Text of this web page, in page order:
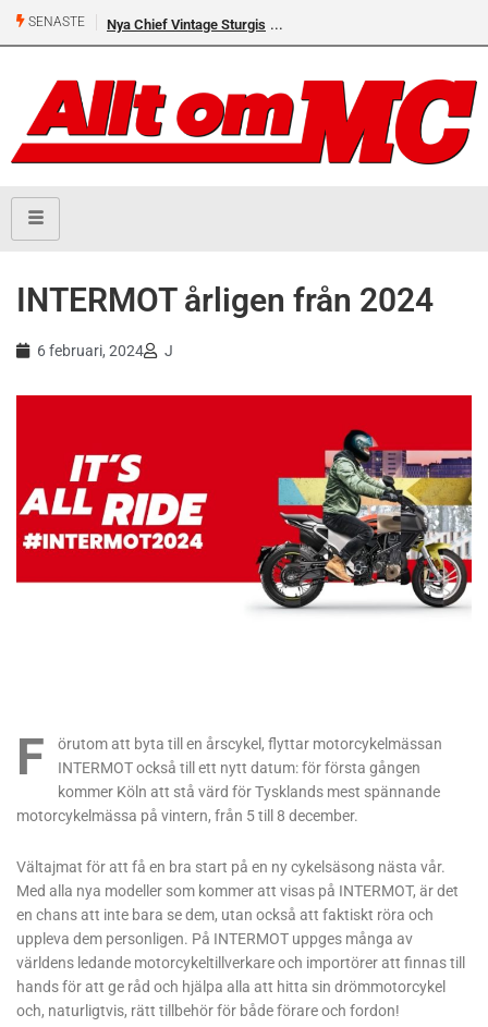
SENASTE Nya Chief Vintage Sturgis
INTERMOT årligen från 2024
6 februari, 2024 J
F
örutom att byta till en årscykel, flyttar motorcykelmässan
INTERMOT också till ett nytt datum: för första gången
kommer Köln att stå värd för Tysklands mest spännande
motorcykelmässa på vintern, från 5 till 8 december.
Vältajmat för att få en bra start på en ny cykelsäsong nästa vår.
Med alla nya modeller som kommer att visas på INTERMOT, är det
en chans att inte bara se dem, utan också att faktiskt röra och
uppleva dem personligen. På INTERMOT uppges många av
världens ledande motorcykeltillverkare och importörer att finnas till
hands för att ge råd och hjälpa alla att hitta sin drömmotorcykel
och, naturligtvis, rätt tillbehör för både förare och fordon!